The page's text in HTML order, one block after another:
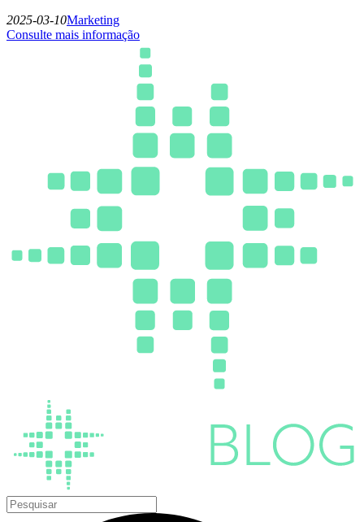
2025-03-10Marketing
Consulte mais informação